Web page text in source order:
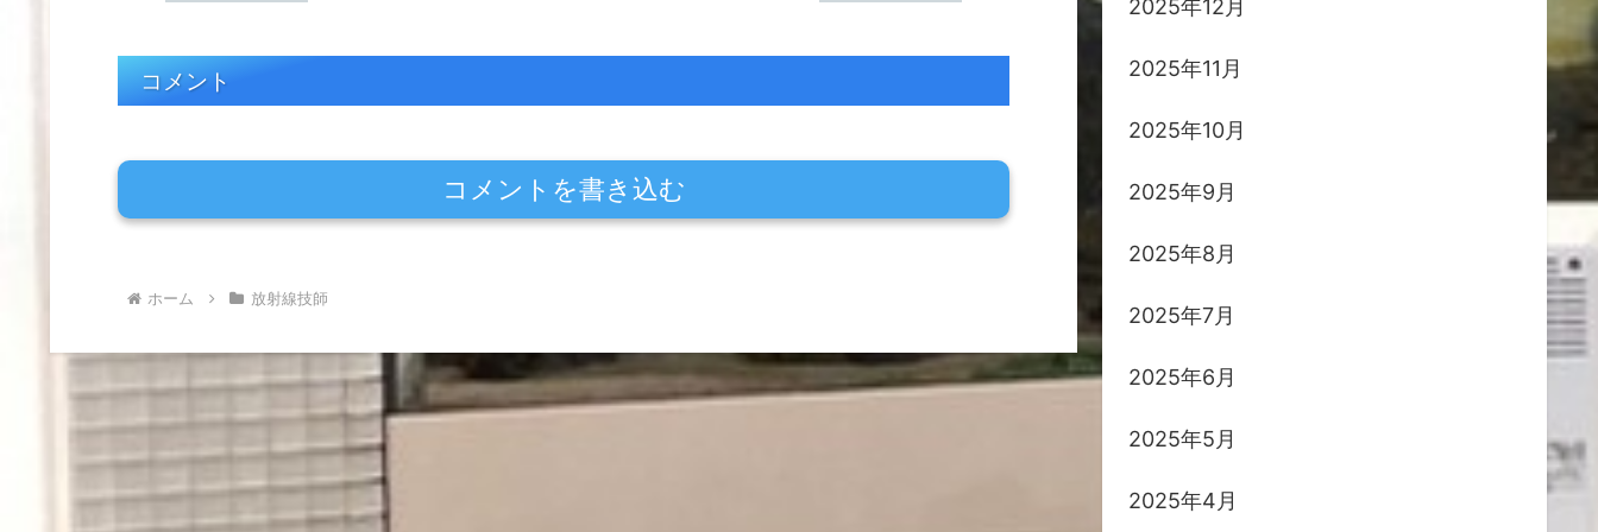
コメント
コメントを書き込む
ホーム 放射線技師
2025年12月
2025年11月
2025年10月
2025年9月
2025年8月
2025年7月
2025年6月
2025年5月
2025年4月